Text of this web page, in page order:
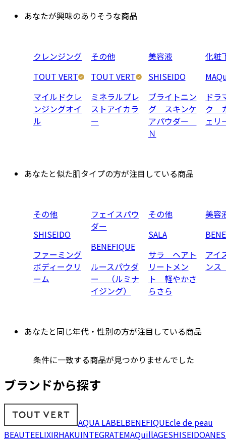
あなたが興味のありそうな商品
クレンジング
TOUT VERT
マイルドクレ
ンジングオイ
ル
その他
TOUT VERT
ミネラルプレ
ストアイカラ
ー
美容液
SHISEIDO
ブライトニン
グ スキンケ
アパウダー
Ｎ
化粧
ドラ
ク
ェ
あなたと似た肌タイプの方が注目している商品
その他
SHISEIDO
ファーミング
ボディークリ
ーム
フェイスパウ
ダー
BENEFIQUE
ルースパウダ
ー （ルミナ
イジング）
その他
SALA
サラ ヘアト
リートメン
ト 軽やかさ
らさら
美容
アイ
ン
あなたと同じ年代・性別の方が注目している商品
条件に一致する商品が見つかりませんでした
ブランドから探す
AQUA LABELBENEFIQUEcle de peau
BEAUTEELIXIRHAKUINTEGRATEMAQuillAGESHISEIDO